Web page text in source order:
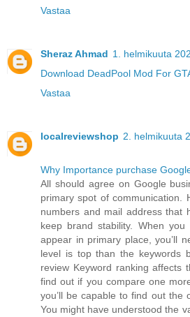
Vastaa
Sheraz Ahmad 1. helmikuuta
Download DeadPool Mod For
Vastaa
localreviewshop 2. helmikuuta
Why Importance purchase
All should agree on Google
primary spot of communication.
numbers and mail address that
keep brand stability. When
appear in primary place, you’ll
level is top than the keywords
review Keyword ranking affects
find out if you compare one
you’ll be capable to find out the
You might have understood the